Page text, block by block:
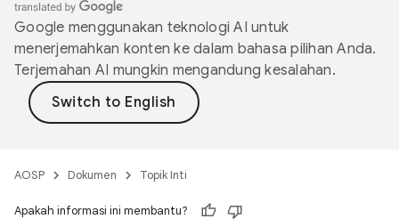
Google menggunakan teknologi AI untuk
menerjemahkan konten ke dalam bahasa pilihan Anda.
Terjemahan AI mungkin mengandung kesalahan.
AOSP Dokumen Topik Inti
Apakah informasi ini membantu?